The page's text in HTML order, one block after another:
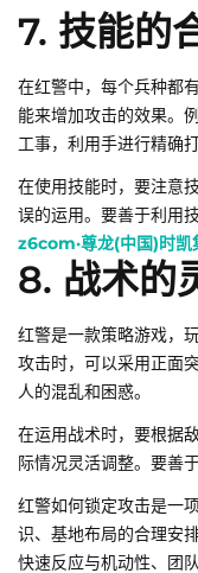
7. 技能的
在红警中，每个兵种都
能来增加攻击的效果。
工事，利用手进行精确
在使用技能时，要注意
误的运用。要善于利用
z6com·尊龙(中国)时凯
8. 战术的
红警是一款策略游戏，
攻击时，可以采用正面
人的混乱和困惑。
在运用战术时，要根据
际情况灵活调整。要善
红警如何锁定攻击是一
识、基地布局的合理安
快速反应与机动性、团